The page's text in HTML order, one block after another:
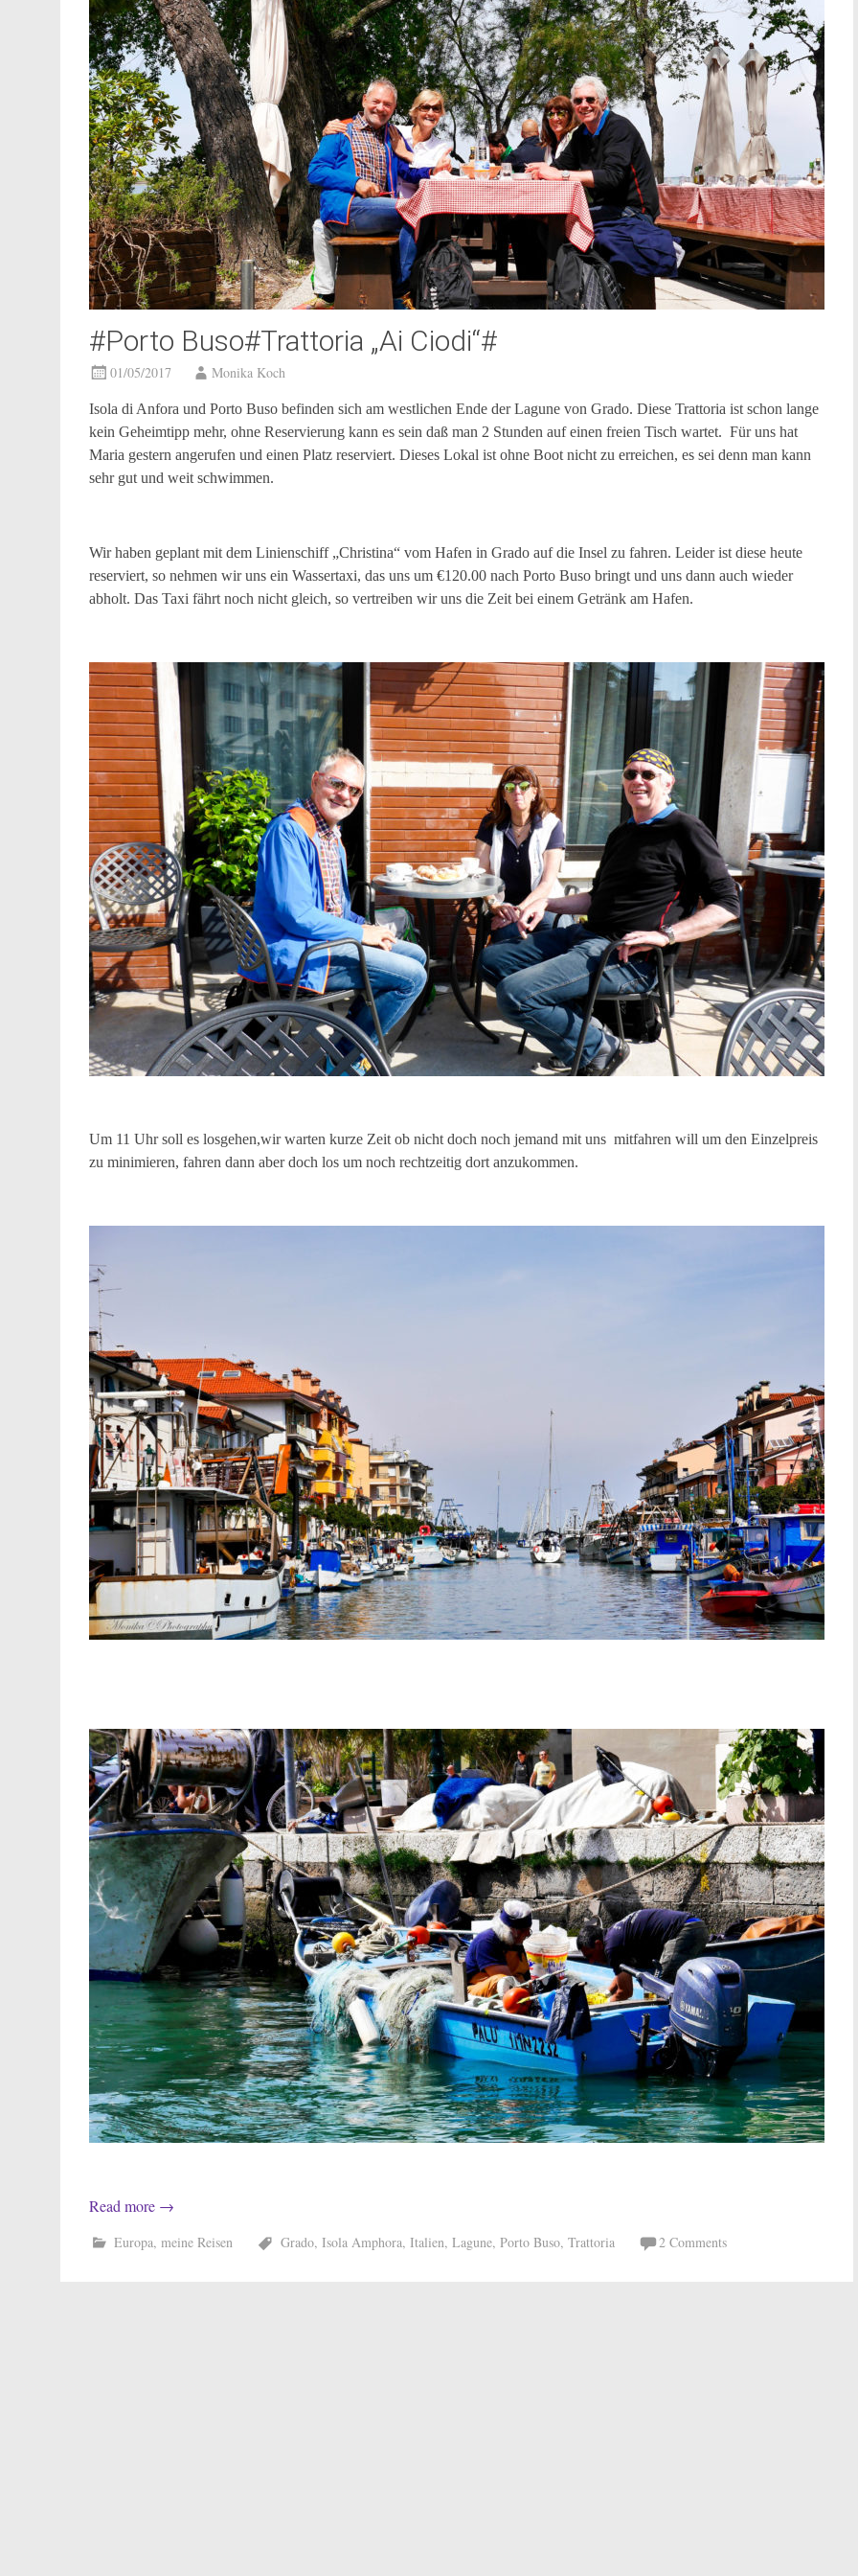
#Porto Buso#Trattoria „Ai Ciodi“#
01/05/2017 Monika Koch
Isola di Anfora und Porto Buso befinden sich am westlichen Ende der Lagune von Grado. Diese Trattoria ist schon lange
kein Geheimtipp mehr, ohne Reservierung kann es sein daß man 2 Stunden auf einen freien Tisch wartet. Für uns hat
Maria gestern angerufen und einen Platz reserviert. Dieses Lokal ist ohne Boot nicht zu erreichen, es sei denn man kann
sehr gut und weit schwimmen.
Wir haben geplant mit dem Linienschiff „Christina“ vom Hafen in Grado auf die Insel zu fahren. Leider ist diese heute
reserviert, so nehmen wir uns ein Wassertaxi, das uns um €120.00 nach Porto Buso bringt und uns dann auch wieder
abholt. Das Taxi fährt noch nicht gleich, so vertreiben wir uns die Zeit bei einem Getränk am Hafen.
Um 11 Uhr soll es losgehen,wir warten kurze Zeit ob nicht doch noch jemand mit uns mitfahren will um den Einzelpreis
zu minimieren, fahren dann aber doch los um noch rechtzeitig dort anzukommen.
Read more →
Europa, meine Reisen Grado, Isola Amphora, Italien, Lagune, Porto Buso, Trattoria 2 Comments